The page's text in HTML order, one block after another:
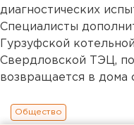
диагностических
Специалисты
Гурзуфской
Свердловской ТЭЦ,
возвращается в дома
Общество